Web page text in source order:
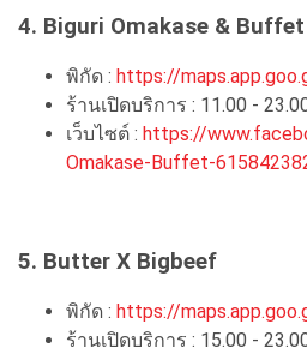
4. Biguri Omakase & Buffet
พิกัด : https://
ร้านเปิดบริการ : 11.00 -
เว็บไซต์ : https://
Omakase-Buffet-
5. Butter X Bigbeef
พิกัด : https://
ร้านเปิดบริการ : 15.00 -